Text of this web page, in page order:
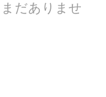
だありませ